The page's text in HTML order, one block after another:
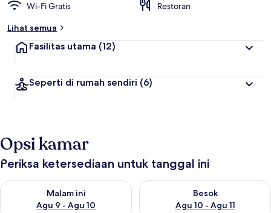
Wi-Fi Gratis
Restoran
Lihat semua
Fasilitas utama (12)
Seperti di rumah sendiri (6)
Opsi kamar
Periksa ketersediaan untuk tanggal ini
Malam ini
Agu 9 - Agu 10
Periksa ketersediaan untuk malam ini Agu 9 - Agu 10
Besok
Agu 10 - Agu 11
Periksa ketersediaan untuk